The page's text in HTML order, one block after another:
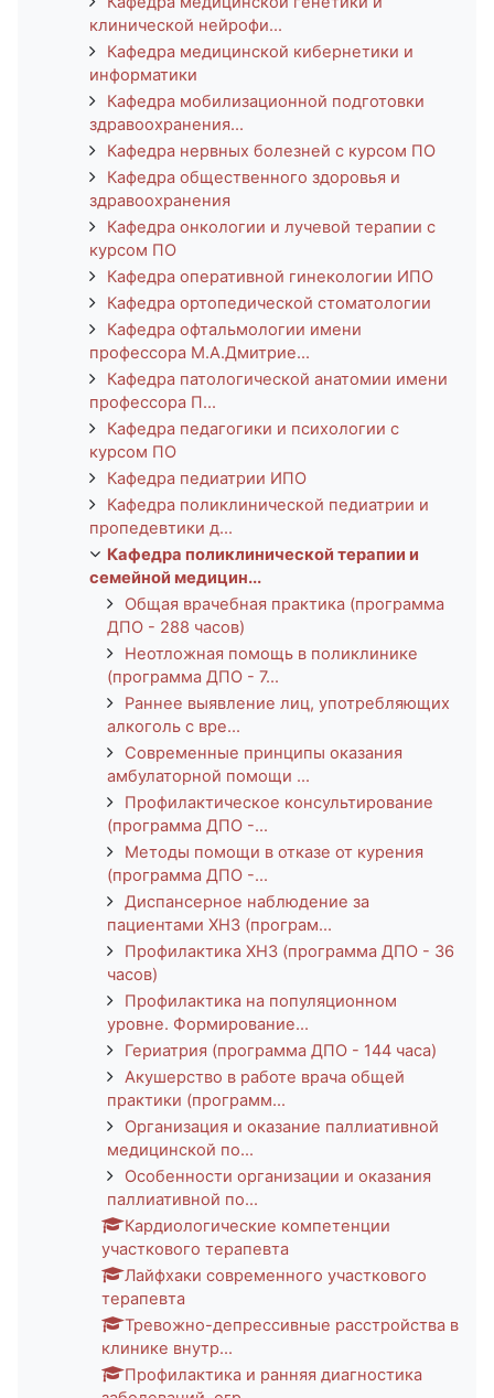
клинической нейрофи...
Кафедра медицинской кибернетики и
информатики
Кафедра мобилизационной подготовки
здравоохранения...
Кафедра нервных болезней с курсом ПО
Кафедра общественного здоровья и
здравоохранения
Кафедра онкологии и лучевой терапии с
курсом ПО
Кафедра оперативной гинекологии ИПО
Кафедра ортопедической стоматологии
Кафедра офтальмологии имени
профессора М.А.Дмитрие...
Кафедра патологической анатомии имени
профессора П...
Кафедра педагогики и психологии с
курсом ПО
Кафедра педиатрии ИПО
Кафедра поликлинической педиатрии и
пропедевтики д...
Кафедра поликлинической терапии и
семейной медицин...
Общая врачебная практика (программа
ДПО - 288 часов)
Неотложная помощь в поликлинике
(программа ДПО - 7...
Раннее выявление лиц, употребляющих
алкоголь с вре...
Современные принципы оказания
амбулаторной помощи ...
Профилактическое консультирование
(программа ДПО -...
Методы помощи в отказе от курения
(программа ДПО -...
Диспансерное наблюдение за
пациентами ХНЗ (програм...
Профилактика ХНЗ (программа ДПО - 36
часов)
Профилактика на популяционном
уровне. Формирование...
Гериатрия (программа ДПО - 144 часа)
Акушерство в работе врача общей
практики (программ...
Организация и оказание паллиативной
медицинской по...
Особенности организации и оказания
паллиативной по...
Кардиологические компетенции
участкового терапевта
Лайфхаки современного участкового
терапевта
Тревожно-депрессивные расстройства в
клинике внутр...
Профилактика и ранняя диагностика